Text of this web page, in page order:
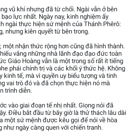
vũ khí nhưng đã từ chối. Ngài vẫn ở bên
lực nhất. Ngày nay, kinh nghiệm ấy
ngài thực hiện sứ mệnh của Thánh Phêrô:
nhưng kiên quyết từ bên trong.
một nhận thức rộng hơn cũng đã hình thành.
vắng những nhà lãnh đạo đạo đức toàn
Giáo Hoàng vẫn là một trong số rất ít tiếng
phái chính trị và các khối ý thức hệ. Không
kinh tế, mà vì quyền uy biểu tượng và tinh
vai trò đó và đã chọn thực hiện nó mà
trình diễn.
vào giai đoạn tế nhị nhất. Giọng nói đã
Điều bắt đầu từ bây giờ là thử thách lâu dài
một sứ mệnh được kêu gọi để nói về hòa
ngày càng quen với chiến tranh.